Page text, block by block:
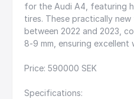
for the Audi A4, featuring
tires. These practically new
between 2022 and 2023,
8-9 mm, ensuring excellent
Price: 590000 SEK
Specifications: